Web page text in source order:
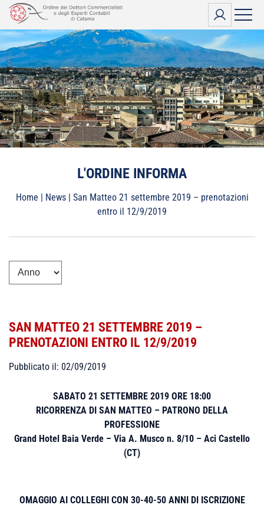
Vai
contenuto
L'ORDINE INFORMA
Home | News| San Matteo 21 settembre 2019 – prenotazioni
entro il 12/9/2019
SAN MATTEO 21 SETTEMBRE 2019 –
PRENOTAZIONI ENTRO IL 12/9/2019
Pubblicato il: 02/09/2019
SABATO 21 SETTEMBRE 2019 ORE 18:00
RICORRENZA DI SAN MATTEO – PATRONO DELLA
PROFESSIONE
Grand Hotel Baia Verde – Via A. Musco n. 8/10 – Aci Castello
(CT)
OMAGGIO AI COLLEGHI CON 30-40-50 ANNI DI ISCRIZIONE